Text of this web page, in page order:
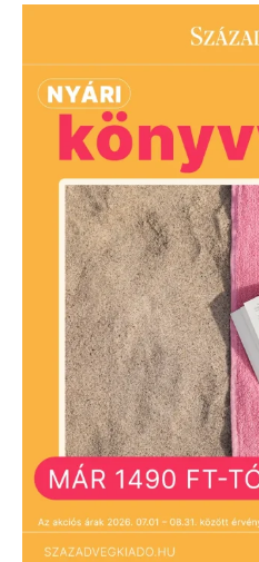
nézeteinek az
részben az
nemzetközi
egypólusú
Molnár Attila Károly
Eszmetörténész
A szerzőről
Vélemények/